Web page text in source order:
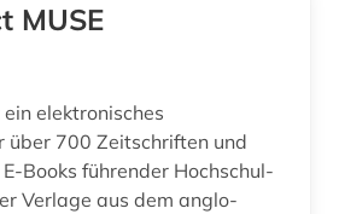
entwicklungspolitik (1)
MUSE
elektronisches
über 700 Zeitschriften und
Books führender Hochschul-
Verlage aus dem anglo-